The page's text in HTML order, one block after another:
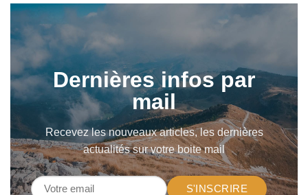
Dernières infos par
mail
Recevez les nouveaux articles, les dernières
actualités sur votre boite mail
S'INSCRIRE